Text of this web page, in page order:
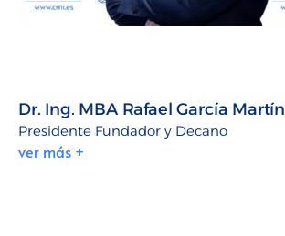
Dr. Ing. MBA Rafael García Martín
Presidente Fundador y Decano
ver más +